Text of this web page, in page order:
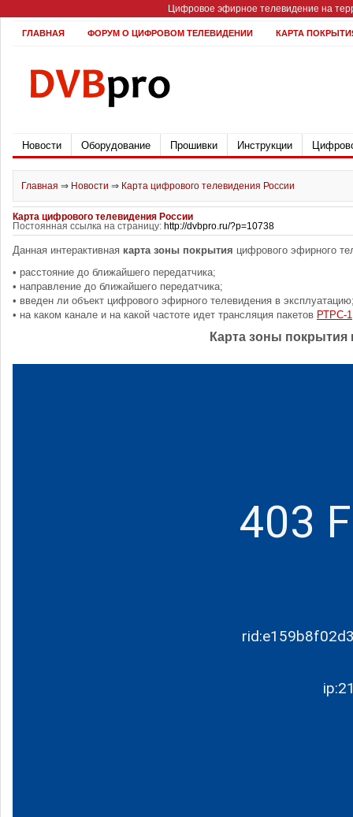
Цифровое эфирное телевидение на
ГЛАВНАЯ ФОРУМ О ЦИФРОВОМ ТЕЛЕВИДЕНИИ КАРТА
Новости Оборудование Прошивки Инструкции
Главная ⇒ Новости ⇒ Карта цифрового телевидения России
Карта цифрового телевидения России
Постоянная ссылка на страницу: http://dvbpro.ru/?p=10738
Данная интерактивная карта зоны покрытия цифрового эфирного
• расстояние до ближайшего передатчика;
• направление до ближайшего передатчика;
• введен ли объект цифрового эфирного телевидения в
• на каком канале и на какой частоте идет трансляция пакетов РТРС-1
Карта зоны покрытия